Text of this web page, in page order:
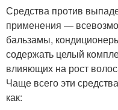
Средства против
применения —
бальзамы,
содержать целый
влияющих на рост
Чаще всего эти
как: